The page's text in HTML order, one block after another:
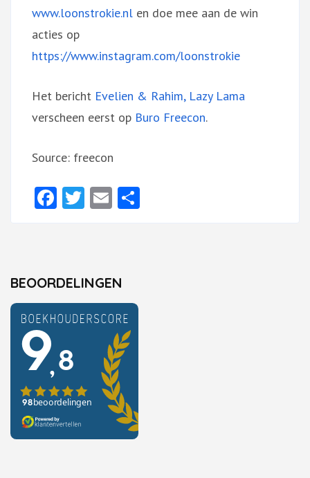
www.loonstrokie.nl en doe mee aan de win
acties op
https://www.instagram.com/loonstrokie
Het bericht Evelien & Rahim, Lazy Lama
verscheen eerst op Buro Freecon.
Source: freecon
Facebook
Twitter
Email
BEOORDELINGEN